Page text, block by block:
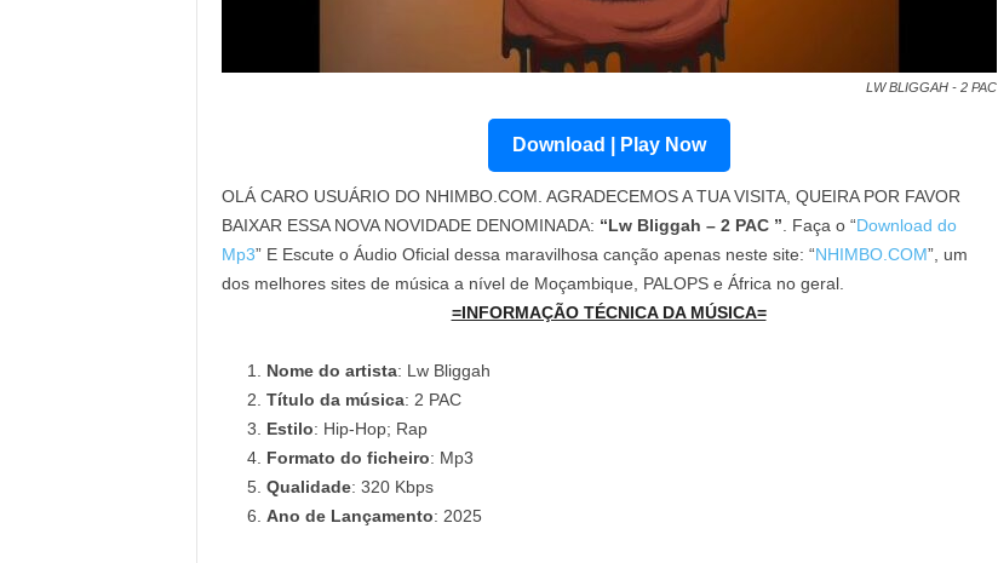
LW BLIGGAH - 2 PAC
Download | Play Now
OLÁ CARO USUÁRIO DO NHIMBO.COM. AGRADECEMOS A TUA VISITA, QUEIRA POR FAVOR
BAIXAR ESSA NOVA NOVIDADE DENOMINADA: “Lw Bliggah – 2 PAC ” . Faça o “Download do
Mp3” E Escute o Áudio Oficial dessa maravilhosa canção apenas neste site: “NHIMBO.COM”, um
dos melhores sites de música a nível de Moçambique, PALOPS e África no geral.
=INFORMAÇÃO TÉCNICA DA MÚSICA=
Nome do artista: Lw Bliggah
Título da música: 2 PAC
Estilo: Hip-Hop; Rap
Formato do ficheiro: Mp3
Qualidade: 320 Kbps
Ano de Lançamento: 2025